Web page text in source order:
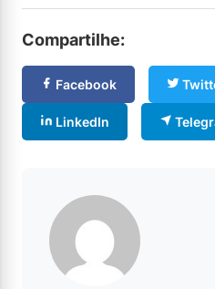
Compartilhe:
Facebook
LinkedIn